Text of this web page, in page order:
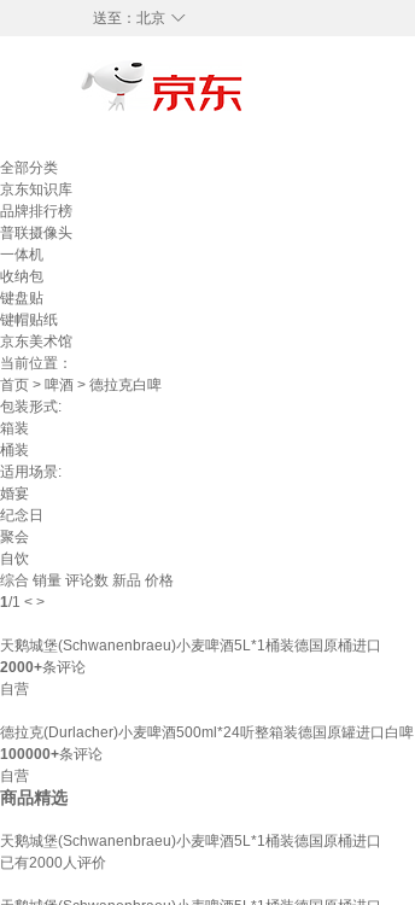
◇
送至： 北京
全部分类
京东知识库
品牌排行榜
普联摄像头
一体机
收纳包
键盘贴
键帽贴纸
京东美术馆
当前位置：
首页 > 啤酒 > 德拉克白啤
包装形式:
箱装
桶装
适用场景:
婚宴
纪念日
聚会
自饮
综合 销量 评论数 新品 价格
1/1 < >
天鹅城堡(Schwanenbraeu)小麦啤酒5L*1桶装德国原桶进口
2000+条评论
自营
德拉克(Durlacher)小麦啤酒500ml*24听整箱装德国原罐进口白啤
100000+条评论
自营
商品精选
天鹅城堡(Schwanenbraeu)小麦啤酒5L*1桶装德国原桶进口
已有2000人评价